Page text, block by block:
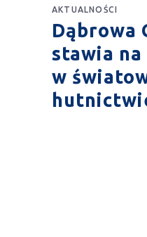
AKTUALNOŚCI
Dąbrowa
stawia
w